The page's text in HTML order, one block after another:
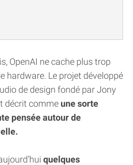
OpenAI ne cache plus trop
hardware. Le projet développé
de design fondé par Jony
décrit comme une sorte
pensée autour de
quelques